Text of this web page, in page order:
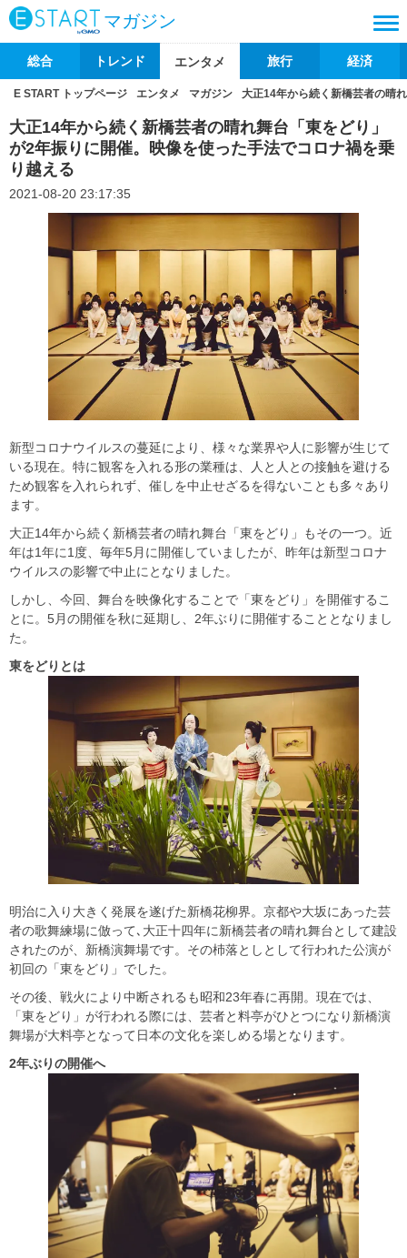
マガジン
総合 トレンド エンタメ 旅行 経済
E START トップページ エンタメ マガジン 大正14年から続く新橋芸者の晴
大正14年から続く新橋芸者の晴れ舞台「東をどり」
が2年振りに開催。映像を使った手法でコロナ禍を乗
り越える
2021-08-20 23:17:35
新型コロナウイルスの蔓延により、様々な業界や人に影響が生じて
いる現在。特に観客を入れる形の業種は、人と人との接触を避ける
ため観客を入れられず、催しを中止せざるを得ないことも多々あり
ます。
大正14年から続く新橋芸者の晴れ舞台「東をどり」もその一つ。近
年は1年に1度、毎年5月に開催していましたが、昨年は新型コロナ
ウイルスの影響で中止にとなりました。
しかし、今回、舞台を映像化することで「東をどり」を開催するこ
とに。5月の開催を秋に延期し、2年ぶりに開催することとなりまし
た。
東をどりとは
明治に入り大きく発展を遂げた新橋花柳界。京都や大坂にあった芸
者の歌舞練場に倣って､大正十四年に新橋芸者の晴れ舞台として建設
されたのが、新橋演舞場です。その杮落としとして行われた公演が
初回の「東をどり」でした。
その後、戦火により中断されるも昭和23年春に再開。現在では、
「東をどり」が行われる際には、芸者と料亭がひとつになり新橋演
舞場が大料亭となって日本の文化を楽しめる場となります。
2年ぶりの開催へ